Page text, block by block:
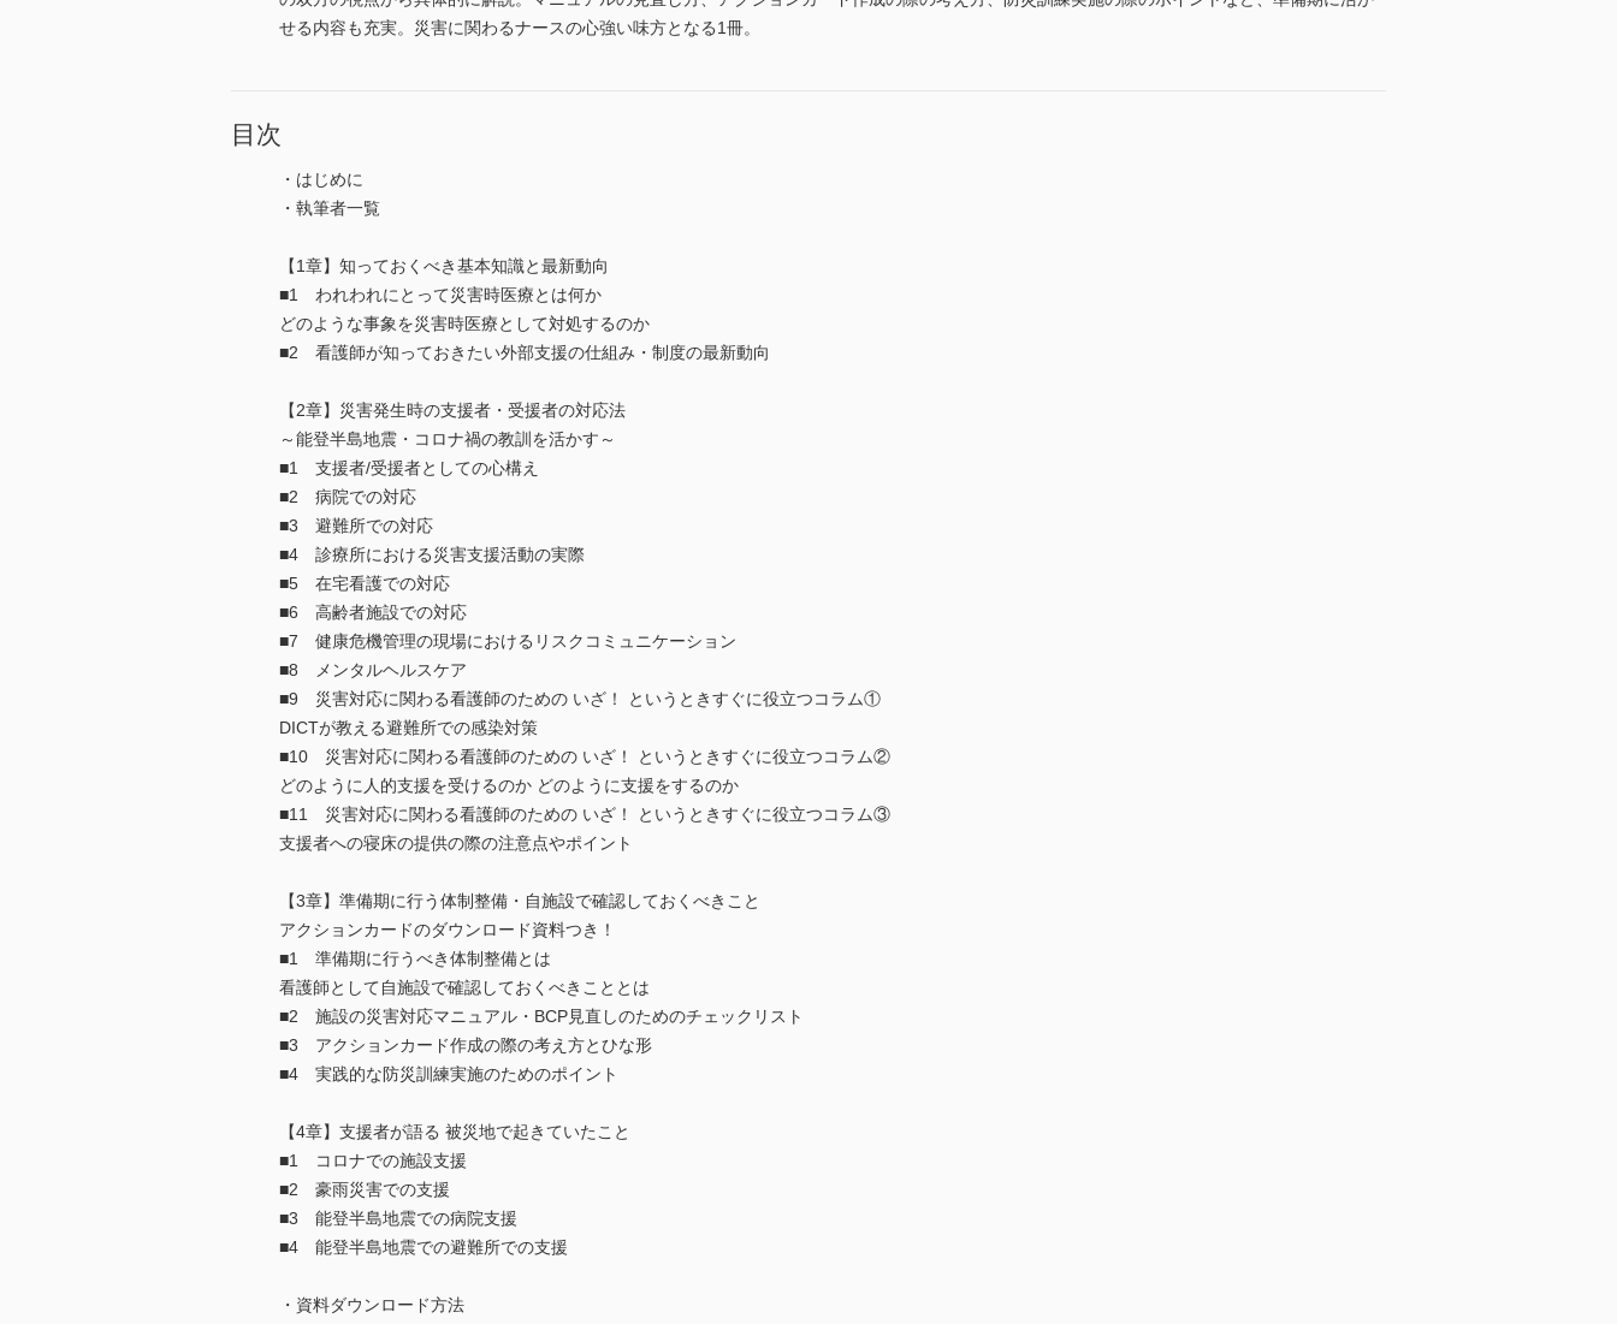
せる内容も充実。災害に関わるナースの心強い味方となる1冊。
目次
・はじめに
・執筆者一覧
【1章】知っておくべき基本知識と最新動向
■1 われわれにとって災害時医療とは何か
どのような事象を災害時医療として対処するのか
■2 看護師が知っておきたい外部支援の仕組み・制度の最新動向
【2章】災害発生時の支援者・受援者の対応法
～能登半島地震・コロナ禍の教訓を活かす～
■1 支援者/受援者としての心構え
■2 病院での対応
■3 避難所での対応
■4 診療所における災害支援活動の実際
■5 在宅看護での対応
■6 高齢者施設での対応
■7 健康危機管理の現場におけるリスクコミュニケーション
■8 メンタルヘルスケア
■9 災害対応に関わる看護師のための いざ！ というときすぐに役立つコラム①
DICTが教える避難所での感染対策
■10 災害対応に関わる看護師のための いざ！ というときすぐに役立つコラム②
どのように人的支援を受けるのか どのように支援をするのか
■11 災害対応に関わる看護師のための いざ！ というときすぐに役立つコラム③
支援者への寝床の提供の際の注意点やポイント
【3章】準備期に行う体制整備・自施設で確認しておくべきこと
アクションカードのダウンロード資料つき！
■1 準備期に行うべき体制整備とは
看護師として自施設で確認しておくべきこととは
■2 施設の災害対応マニュアル・BCP見直しのためのチェックリスト
■3 アクションカード作成の際の考え方とひな形
■4 実践的な防災訓練実施のためのポイント
【4章】支援者が語る 被災地で起きていたこと
■1 コロナでの施設支援
■2 豪雨災害での支援
■3 能登半島地震での病院支援
■4 能登半島地震での避難所での支援
・資料ダウンロード方法